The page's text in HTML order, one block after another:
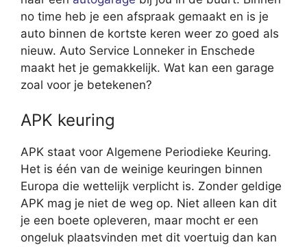
no time heb je een afspraak gemaakt en is je
auto binnen de kortste keren weer zo goed als
nieuw. Auto Service Lonneker in Enschede
maakt het je gemakkelijk. Wat kan een garage
zoal voor je betekenen?
APK keuring
APK staat voor Algemene Periodieke Keuring.
Het is één van de weinige keuringen binnen
Europa die wettelijk verplicht is. Zonder geldige
APK mag je niet de weg op. Niet alleen kan dit
je een boete opleveren, maar mocht er een
ongeluk plaatsvinden met dit voertuig dan kan